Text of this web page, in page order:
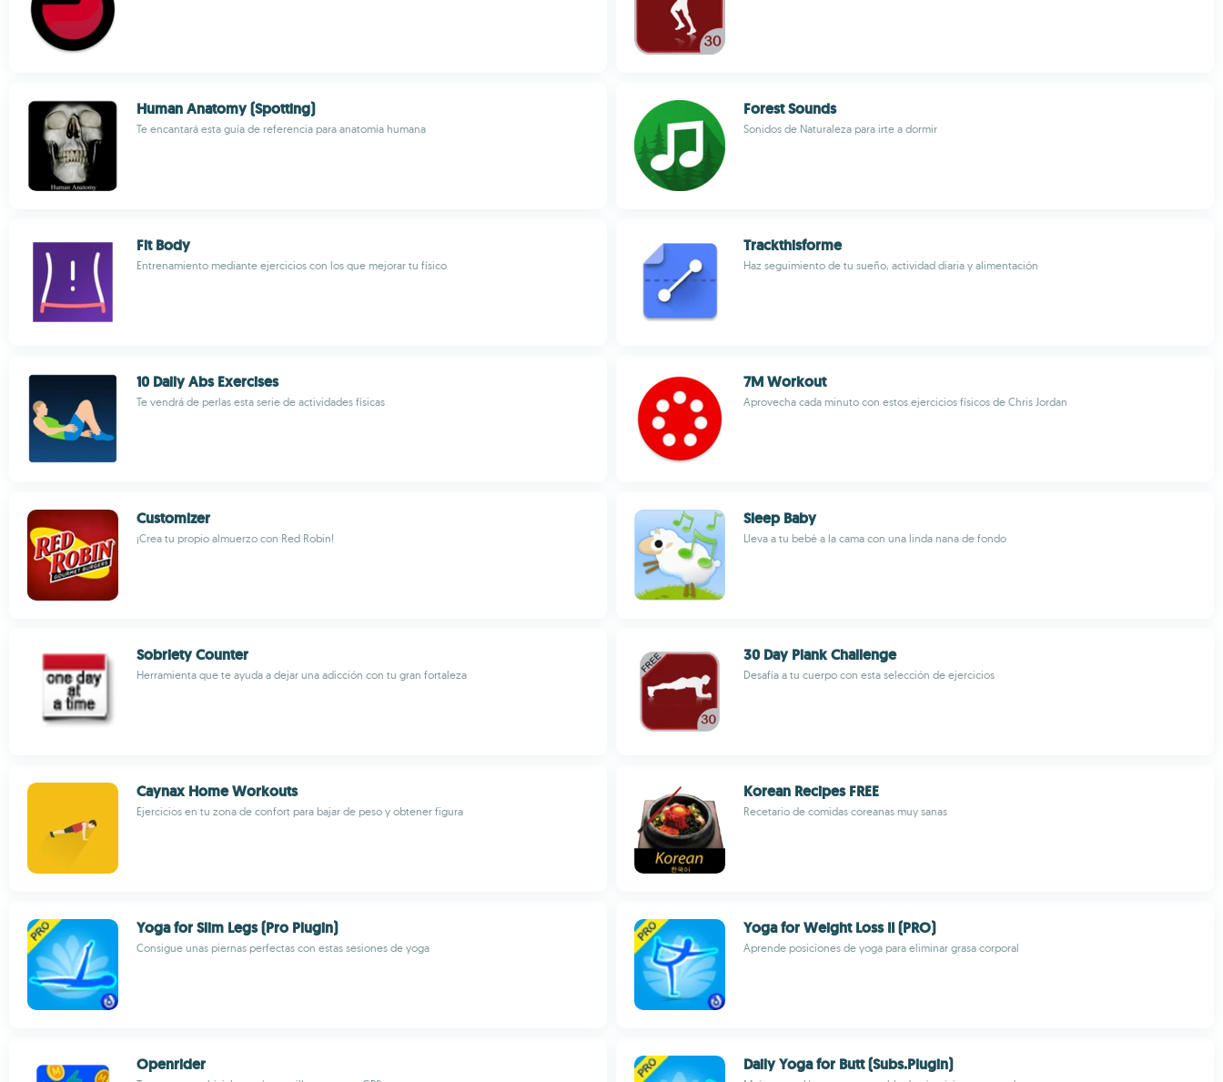
Human Anatomy (Spotting)
Te encantará esta guía de referencia para anatomía humana
Forest Sounds
Sonidos de Naturaleza para irte a dormir
Fit Body
Entrenamiento mediante ejercicios con los que mejorar tu físico
Trackthisforme
Haz seguimiento de tu sueño, actividad diaria y alimentación
10 Daily Abs Exercises
Te vendrá de perlas esta serie de actividades físicas
7M Workout
Aprovecha cada minuto con estos ejercicios físicos de Chris Jordan
Customizer
¡Crea tu propio almuerzo con Red Robin!
Sleep Baby
Lleva a tu bebé a la cama con una linda nana de fondo
Sobriety Counter
Herramienta que te ayuda a dejar una adicción con tu gran fortaleza
30 Day Plank Challenge
Desafía a tu cuerpo con esta selección de ejercicios
Caynax Home Workouts
Ejercicios en tu zona de confort para bajar de peso y obtener figura
Korean Recipes FREE
Recetario de comidas coreanas muy sanas
Yoga for Slim Legs (Pro Plugin)
Consigue unas piernas perfectas con estas sesiones de yoga
Yoga for Weight Loss II (PRO)
Aprende posiciones de yoga para eliminar grasa corporal
Openrider Daily Yoga for Butt (Subs.Plugin)